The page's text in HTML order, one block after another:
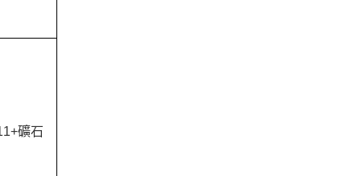
礦石